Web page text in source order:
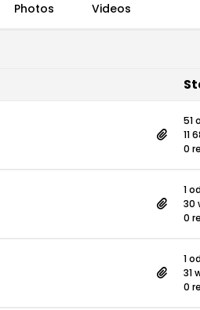
Photos Videos
51
11
0
1
30
0
1
31
0